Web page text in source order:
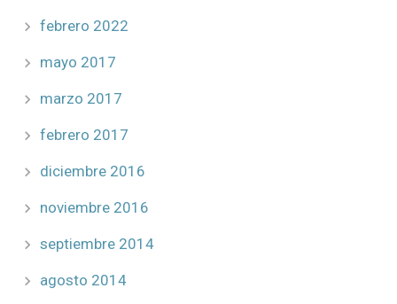
febrero 2022
mayo 2017
marzo 2017
febrero 2017
diciembre 2016
noviembre 2016
septiembre 2014
agosto 2014